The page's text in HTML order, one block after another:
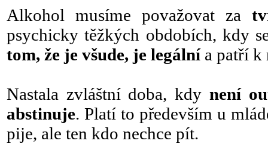
Alkohol musíme považovat za
psychicky těžkých obdobích, kdy
tom, že je všude, je legální a patří k
Nastala zvláštní doba, kdy není
abstinuje. Platí to především u
pije, ale ten kdo nechce pít.